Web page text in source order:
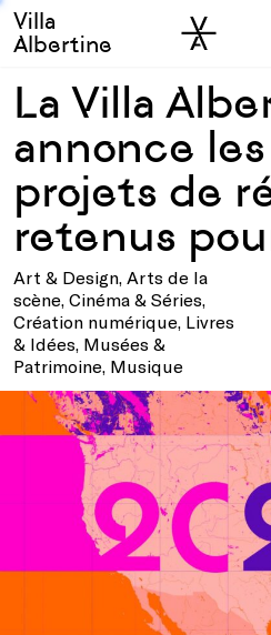
Skip to
Skip to
Villa
Albertine
La Villa
annonce
projets de
retenus
Art & Design, Arts de la
scène, Cinéma & Séries,
Création numérique, Livres
& Idées, Musées &
Patrimoine, Musique